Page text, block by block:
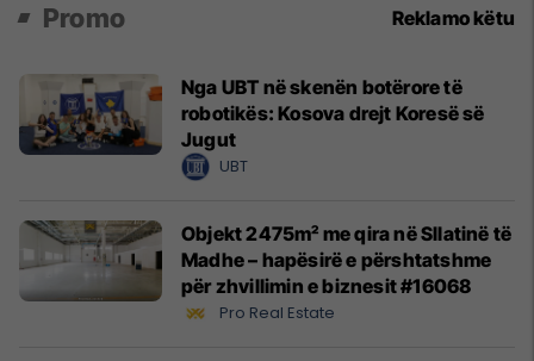
Promo Reklamo këtu
Nga UBT në skenën botërore të
robotikës: Kosova drejt Koresë së
Jugut
UBT
Objekt 2475m² me qira në Sllatinë të
Madhe – hapësirë e përshtatshme
për zhvillimin e biznesit #16068
Pro Real Estate